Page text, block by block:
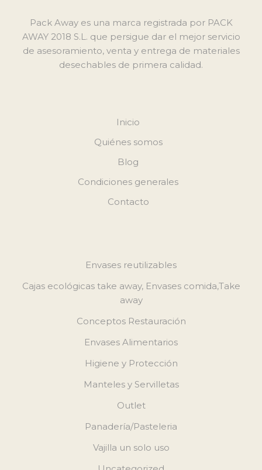
Pack Away es una marca registrada por PACK
AWAY 2018 S.L. que persigue dar el mejor servicio
de asesoramiento, venta y entrega de materiales
desechables de primera calidad.
Inicio
Quiénes somos
Blog
Condiciones generales
Contacto
Envases reutilizables
Cajas ecológicas take away, Envases comida,Take
away
Conceptos Restauración
Envases Alimentarios
Higiene y Protección
Manteles y Servilletas
Outlet
Panadería/Pasteleria
Vajilla un solo uso